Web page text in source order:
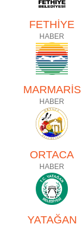
FETHİYE
HABER
MARMARİS
HABER
ORTACA
HABER
YATAĞAN